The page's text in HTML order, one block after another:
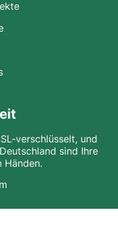
verschlüsselt, und
sind Ihre
Händen.